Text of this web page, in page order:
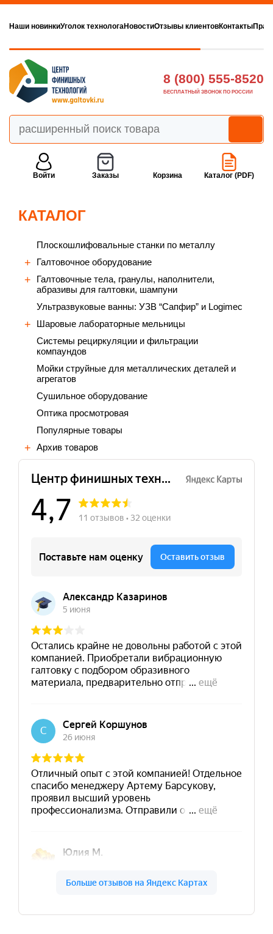
Наши новинкиУголок технологаНовостиОтзывы клиентовКонтакты
8 (800) 555-8520
БЕСПЛАТНЫЙ ЗВОНОК ПО РОССИИ
Войти Заказы Корзина Каталог (PDF)
КАТАЛОГ
Плоскошлифовальные станки по металлу
Галтовочное оборудование
Галтовочные тела, гранулы, наполнители,
абразивы для галтовки, шампуни
Ультразвуковые ванны: УЗВ “Сапфир” и Logimec
Шаровые лабораторные мельницы
Cистемы рециркуляции и фильтрации
компаундов
Мойки струйные для металлических деталей и
агрегатов
Сушильное оборудование
Оптика просмотровая
Популярные товары
Архив товаров